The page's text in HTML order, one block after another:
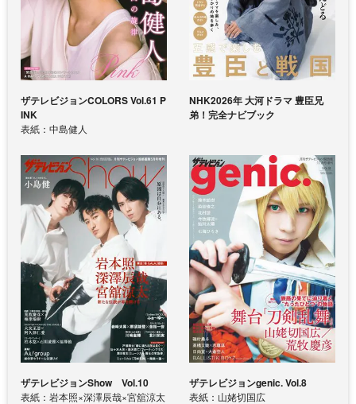
ザテレビジョンCOLORS Vol.61 P
INK
表紙：中島健人
NHK2026年 大河ドラマ 豊臣兄
弟！完全ナビブック
ザテレビジョンShow Vol.10
表紙：岩本照×深澤辰哉×宮舘涼太
ザテレビジョンgenic. Vol.8
表紙：山姥切国広